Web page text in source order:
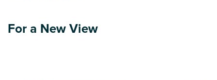
For a New View